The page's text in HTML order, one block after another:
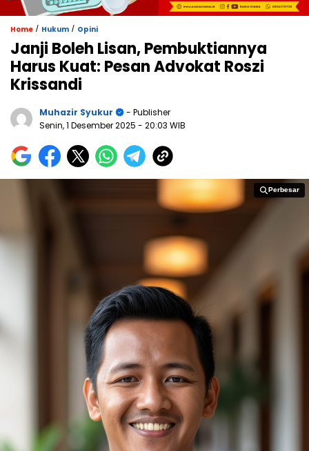
Home / Hukum / Opini
Janji Boleh Lisan, Pembuktiannya
Harus Kuat: Pesan Advokat Roszi
Krissandi
Muhazir Syukur
- Publisher
Senin, 1 Desember 2025 - 20:03 WIB
Perbesar
Perbesar